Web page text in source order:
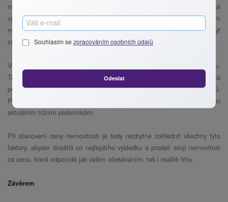
menší byty nebo domy. Dispozice, tedy rozložení místností, má také
významný vliv. Například byty s oddělenou kuchyní a obývacím pokojem
mohou být pro rodiny atraktivnější než otevřené prostory, které mohou být
zase vhodnější pro mladší generace nebo singles.
V neposlední řadě je důležitým faktorem také aktuální situace na trhu.
Trh s nemovitostmi prochází různými fázemi – od období, kdy je vysoká
poptávka a ceny rostou, až po útlumy, kdy je více nabídek než kupců.
Pokud chcete svou nemovitost prodat rychle, je důležité přizpůsobit cenu
aktuálním tržním podmínkám.
Při stanovení ceny nemovitosti je tedy nezbytné zohlednit všechny tyto
faktory, abyste dosáhli co nejlepšího výsledku a prodali svoji nemovitost
za cenu, která odpovídá jak vašim očekáváním, tak i realitě trhu.
Závěrem
Souhlasím se zpracováním osobních údajů
Odeslat